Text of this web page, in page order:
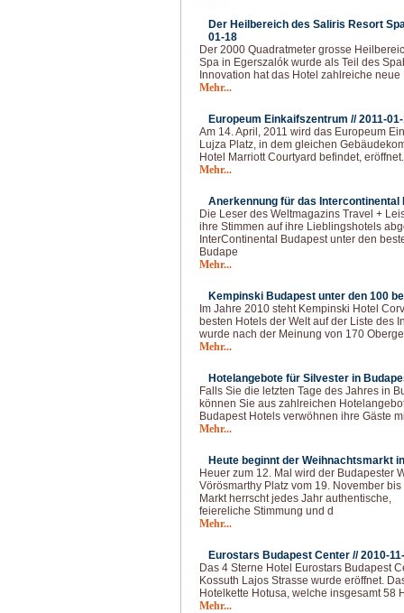
Der Heilbereich des Saliris Resort
01-18
Der 2000 Quadratmeter grosse
Spa in Egerszalók wurde als Teil des
Innovation hat das Hotel zahlreiche
Mehr...
Europeum Einkaifszentrum //2011-
Am 14. April, 2011 wird das Europeum
Lujza Platz, in dem gleichen
Hotel Marriott Courtyard befindet,
Mehr...
Anerkennung für das Intercontinental
Die Leser des Weltmagazins Travel +
ihre Stimmen auf ihre Lieblingshotels
InterContinental Budapest unter den
Budape
Mehr...
Kempinski Budapest unter den 100
Im Jahre 2010 steht Kempinski Hotel
besten Hotels der Welt auf der Liste des
wurde nach der Meinung von 170
Mehr...
Hotelangebote für Silvester in
Falls Sie die letzten Tage des Jahres in
können Sie aus zahlreichen
Budapest Hotels verwöhnen ihre Gäste
Mehr...
Heute beginnt der Weihnachtsmarkt
Heuer zum 12. Mal wird der Budapester
Vörösmarthy Platz vom 19. November
Markt herrscht jedes Jahr authentische,
feiereliche Stimmung und d
Mehr...
Eurostars Budapest Center //2010-
Das 4 Sterne Hotel Eurostars Budapest
Kossuth Lajos Strasse wurde eröffnet.
Hotelkette Hotusa, welche insgesamt 58
Mehr...